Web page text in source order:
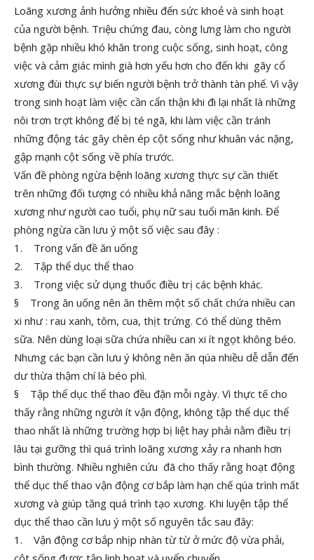
Loãng xương ảnh hưởng nhiều đến sức khoẻ và sinh hoạt
của người bệnh. Triệu chứng đau, còng lưng làm cho người
bệnh gặp nhiều khó khăn trong cuộc sống, sinh hoạt, công
việc và cảm giác mình già hơn yếu hơn cho đến khi gãy cổ
xương đùi thực sự biến người bệnh trở thành tàn phế. Vì vậy
trong sinh hoạt làm việc cần cẩn thận khi đi lại nhất là những
nôi trơn trợt không để bị té ngã, khi làm việc cần tránh
những động tác gây chèn ép cột sống như khuân vác nặng,
gập mạnh cột sống về phía trước.
Vấn đề phòng ngừa bệnh loãng xương thực sự cần thiết
trên những đối tượng có nhiều khả năng mắc bệnh loãng
xương như người cao tuổi, phụ nữ sau tuổi mãn kinh. Để
phòng ngừa cần lưu ý một số việc sau đây :
1. Trong vấn đề ăn uống
2. Tập thể dục thể thao
3. Trong việc sử dụng thuốc điều trị các bệnh khác.
§ Trong ăn uống nên ăn thêm một số chất chứa nhiều can
xi như : rau xanh, tôm, cua, thịt trứng. Có thể dùng thêm
sữa. Nên dùng loại sữa chứa nhiều can xi ít ngọt không béo.
Nhưng các bạn cần lưu ý không nên ăn qúa nhiều dễ dẫn đến
dư thừa thậm chí là béo phì.
§ Tập thể dục thể thao đều đặn mỗi ngày. Vì thực tế cho
thấy rằng những người ít vận động, không tập thể dục thể
thao nhất là những trường hợp bị liệt hay phải nằm điều trị
lâu tại gưỡng thì quá trình loãng xương xảy ra nhanh hơn
bình thường. Nhiều nghiên cứu đã cho thấy rằng hoạt động
thể dục thể thao vận động cơ bắp làm hạn chế qúa trình mất
xương và giúp tăng quá trình tạo xương. Khi luyện tập thể
dục thể thao cần lưu ý một số nguyên tắc sau đây:
1. Vận động cơ bắp nhịp nhàn từ từ ở mức độ vừa phải,